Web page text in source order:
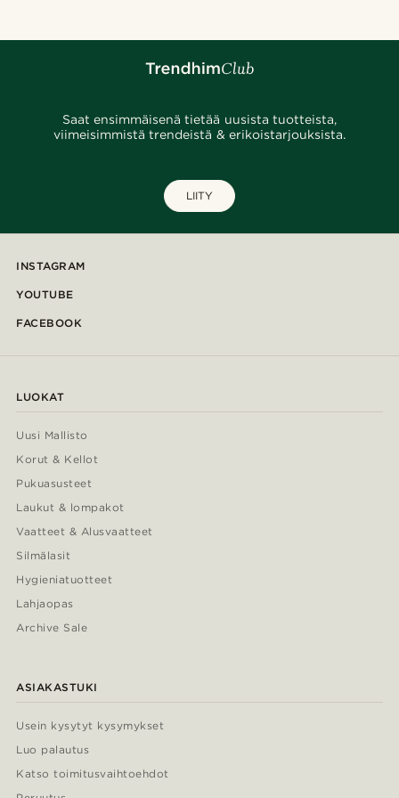
Saat ensimmäisenä tietää uusista tuotteista,
viimeisimmistä trendeistä & erikoistarjouksista.
LIITY
INSTAGRAM
YOUTUBE
FACEBOOK
LUOKAT
Uusi Mallisto
Korut & Kellot
Pukuasusteet
Laukut & lompakot
Vaatteet & Alusvaatteet
Silmälasit
Hygieniatuotteet
Lahjaopas
Archive Sale
ASIAKASTUKI
Usein kysytyt kysymykset
Luo palautus
Katso toimitusvaihtoehdot